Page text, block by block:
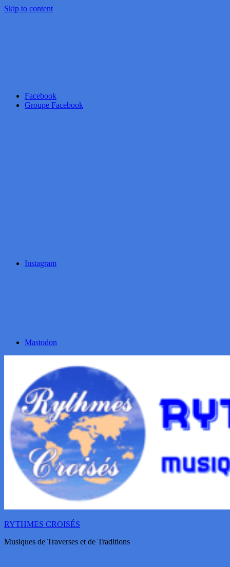
Skip to content
Facebook
Groupe Facebook
Instagram
Mastodon
RYTHMES CROISÉS
Musiques de Traverses et de Traditions